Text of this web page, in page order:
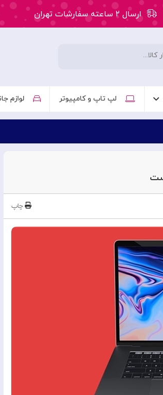
ارسال ۲ ساعته سفارشات تهران
لپ تاپ و کامپیوتر لوازم
چاپ